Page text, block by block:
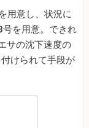
用意し、状況に
を用意。できれ
サの沈下速度の
けられて手段が